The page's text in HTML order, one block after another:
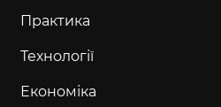
Практика
Технології
Економіка